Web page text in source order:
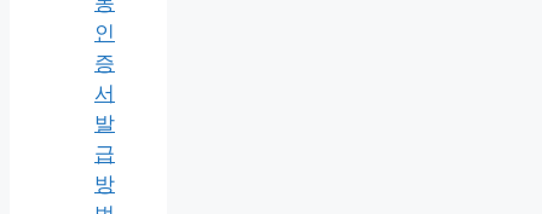
인
증
서
발
급
방